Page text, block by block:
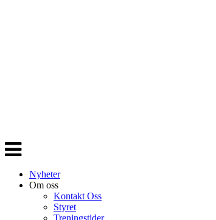
Veksle
navigasjon
Nyheter
Om oss
Kontakt Oss
Styret
Treningstider